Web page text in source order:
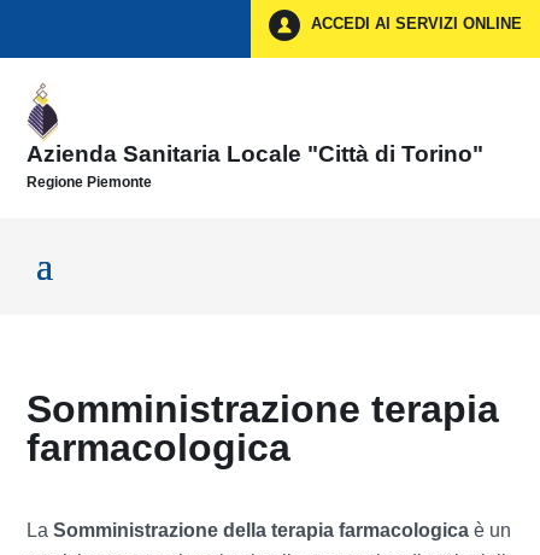
ACCEDI AI SERVIZI ONLINE
Azienda Sanitaria Locale "Città di Torino"
Regione Piemonte
Somministrazione terapia
farmacologica
LaSomministrazione della terapia farmacologica è un